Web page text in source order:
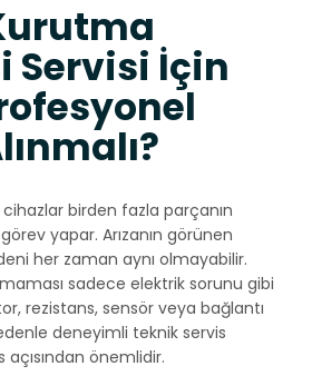
Servisi İçin
birden fazla parçanın
yapar. Arızanın görünen
her zaman aynı olmayabilir.
sadece elektrik sorunu gibi
rezistans, sensör veya bağlantı
deneyimli teknik servis
önemlidir.